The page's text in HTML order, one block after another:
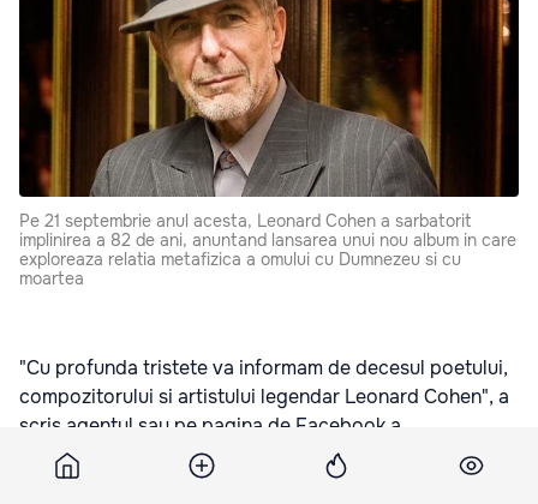
Pe 21 septembrie anul acesta, Leonard Cohen a sarbatorit
implinirea a 82 de ani, anuntand lansarea unui nou album in care
exploreaza relatia metafizica a omului cu Dumnezeu si cu
moartea
"Cu profunda tristete va informam de decesul poetului,
compozitorului si artistului legendar Leonard Cohen", a
scris agentul sau pe pagina de Facebook a
muzicianului, potrivit AFP. "Am pierdut unul dintre
vizionarii cei mai prolifici si respectati ai lumii muzicii",